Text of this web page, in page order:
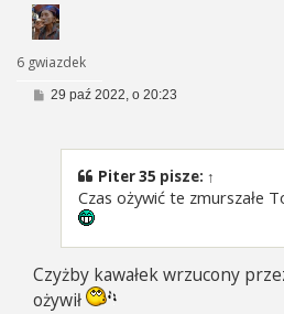
6 gwiazdek
P29 paź 2022, o 20:23
Piter 35 pisze: ↑
Czas ożywić te zmurszałe
Czyżby kawałek wrzucony
ożywił